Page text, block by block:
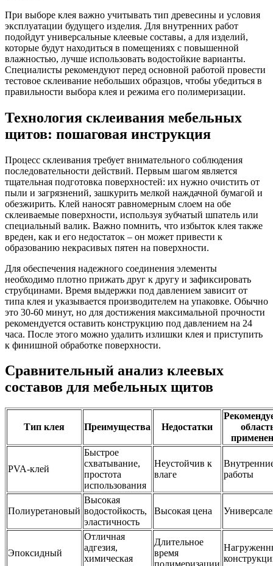
При выборе клея важно учитывать тип древесины и условия
эксплуатации будущего изделия. Для внутренних работ
подойдут универсальные клеевые составы, а для изделий,
которые будут находиться в помещениях с повышенной
влажностью, лучше использовать водостойкие варианты.
Специалисты рекомендуют перед основной работой провести
тестовое склеивание небольших образцов, чтобы убедиться в
правильности выбора клея и режима его полимеризации.
Технология склеивания мебельных
щитов: пошаговая инструкция
Процесс склеивания требует внимательного соблюдения
последовательности действий. Первым шагом является
тщательная подготовка поверхностей: их нужно очистить от
пыли и загрязнений, зашкурить мелкой наждачной бумагой и
обезжирить. Клей наносят равномерным слоем на обе
склеиваемые поверхности, используя зубчатый шпатель или
специальный валик. Важно помнить, что избыток клея также
вреден, как и его недостаток – он может привести к
образованию некрасивых пятен на поверхности.
Для обеспечения надежного соединения элементы
необходимо плотно прижать друг к другу и зафиксировать
струбцинами. Время выдержки под давлением зависит от
типа клея и указывается производителем на упаковке. Обычно
это 30-60 минут, но для достижения максимальной прочности
рекомендуется оставить конструкцию под давлением на 24
часа. После этого можно удалить излишки клея и приступить
к финишной обработке поверхности.
Сравнительный анализ клеевых
составов для мебельных щитов
Тип клея Преимущества Недостатки
PVA-клей
Быстрое
схватывание,
простота
использования
Неустойчив к
влаге
работы
Полиуретановый
Высокая
водостойкость,
эластичность
Высокая цена
Эпоксидный
Отличная
адгезия,
химическая
Длительное
время